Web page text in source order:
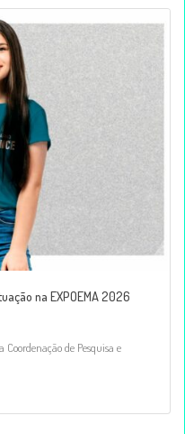
na EXPOEMA 2026
de Pesquisa e